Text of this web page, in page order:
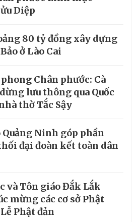
Diệp
80 tỷ đồng xây dựng
ở Lào Cai
Chân phước: Cà
lưu thông qua Quốc
thờ Tắc Sậy
Quảng Ninh góp phần
đại đoàn kết toàn dân
và Tôn giáo Đắk Lắk
mừng các cơ sở Phật
Phật đản